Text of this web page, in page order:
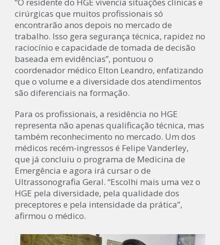
cirúrgicas que muitos profissionais só
encontrarão anos depois no mercado de
trabalho. Isso gera segurança técnica, rapidez no
raciocínio e capacidade de tomada de decisão
baseada em evidências”, pontuou o
coordenador médico Elton Leandro, enfatizando
que o volume e a diversidade dos atendimentos
são diferenciais na formação.
Para os profissionais, a residência no HGE
representa não apenas qualificação técnica, mas
também reconhecimento no mercado. Um dos
médicos recém-ingressos é Felipe Vanderley,
que já concluiu o programa de Medicina de
Emergência e agora irá cursar o de
Ultrassonografia Geral. “Escolhi mais uma vez o
HGE pela diversidade, pela qualidade dos
preceptores e pela intensidade da prática”,
afirmou o médico.